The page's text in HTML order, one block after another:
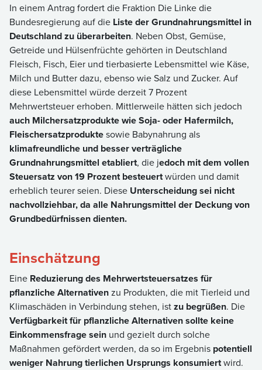
In einem Antrag fordert die Fraktion Die Linke die
Bundesregierung auf die Liste der Grundnahrungsmittel in
Deutschland zu überarbeiten. Neben Obst, Gemüse,
Getreide und Hülsenfrüchte gehörten in Deutschland
Fleisch, Fisch, Eier und tierbasierte Lebensmittel wie Käse,
Milch und Butter dazu, ebenso wie Salz und Zucker. Auf
diese Lebensmittel würde derzeit 7 Prozent
Mehrwertsteuer erhoben. Mittlerweile hätten sich jedoch
auch Milchersatzprodukte wie Soja- oder Hafermilch,
Fleischersatzproduktesowie Babynahrung als
klimafreundliche und besser verträgliche
Grundnahrungsmittel etabliert, die jedoch mit dem vollen
Steuersatz von 19 Prozent besteuertwürden und damit
erheblich teurer seien. Diese Unterscheidung sei nicht
nachvollziehbar, da alle Nahrungsmittel der Deckung von
Grundbedürfnissen dienten.
Einschätzung
Eine Reduzierung des Mehrwertsteuersatzes für
pflanzliche Alternativenzu Produkten, die mit Tierleid und
Klimaschäden in Verbindung stehen, istzu begrüßen. Die
Verfügbarkeit für pflanzliche Alternativen sollte keine
Einkommensfrage sein und gezielt durch solche
Maßnahmen gefördert werden, da so im Ergebnis potentiell
weniger Nahrung tierlichen Ursprungs konsumiertwird.